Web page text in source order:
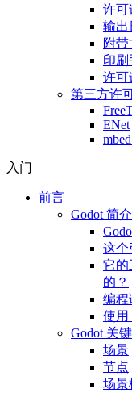
许可
输出
附
印刷
许可
第三方许
ENet
入门
前言
Godot 简介
这个
它的
的？
编程
使用
Godot 关
场景
节点
场景